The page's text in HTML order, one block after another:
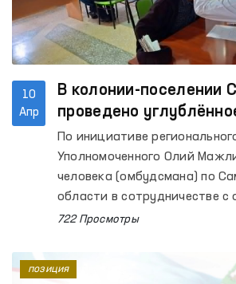
10
Апр
В колонии-поселении
проведено
медицинское
По инициативе
Уполномоченного Олий
человека (омбудсмана) по
области в сотрудничестве с
управлением
было организовано
обследование.
722 Просмотры
позиция